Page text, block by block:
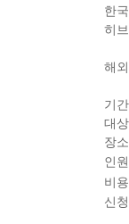
한
히
해
기
대
장
인
비
신